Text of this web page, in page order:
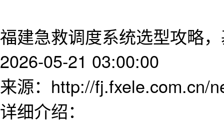
福建急救调度系统选型攻略
2026-05-21 03:00:00
来源：http://fj.fxele.com.cn/
详细介绍：